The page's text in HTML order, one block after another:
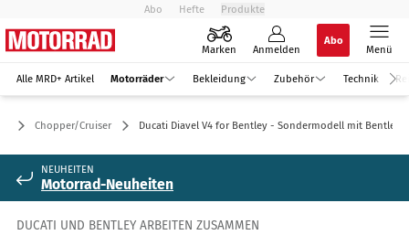
Abo Hefte Produkte
Marken Anmelden
Abo
Menü
Alle MRD+ Artikel Motorräder Bekleidung Zubehör Technik
Chopper/Cruiser Ducati Diavel V4 for Bentley - Sondermodell mit Bentley-
NEUHEITEN
Motorrad-Neuheiten
DUCATI UND BENTLEY ARBEITEN ZUSAMMEN